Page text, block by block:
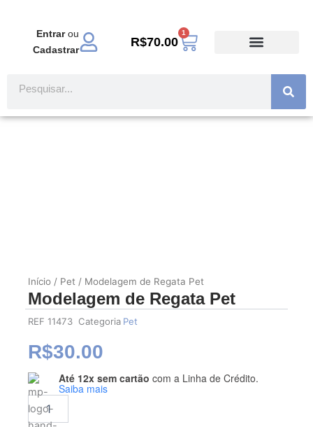
Entrarou
Cadastrar
R$70.00
1
Carrinho
Início / Pet / Modelagem de Regata Pet
Modelagem de Regata Pet
REF 11473 Categoria Pet
R$30.00
Até 12x sem cartão com a Linha de Crédito.
Saiba mais
Modelagem
de
Regata
Pet